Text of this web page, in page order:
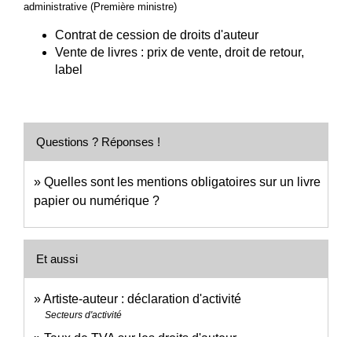
administrative (Première ministre)
Contrat de cession de droits d'auteur
Vente de livres : prix de vente, droit de retour,
label
Questions ? Réponses !
Quelles sont les mentions obligatoires sur un livre
papier ou numérique ?
Et aussi
Artiste-auteur : déclaration d'activité
Secteurs d'activité